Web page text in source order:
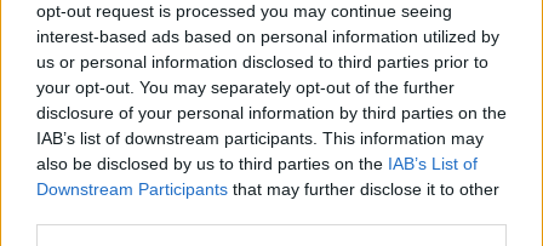
opt-out request is processed you may continue seeing
interest-based ads based on personal information utilized by
us or personal information disclosed to third parties prior to
your opt-out. You may separately opt-out of the further
disclosure of your personal information by third parties on the
IAB’s list of downstream participants. This information may
also be disclosed by us to third parties on the IAB’s List of
Downstream Participants that may further disclose it to other
Φτιαγμένο με την χαρακτηριστική
μεθοδολογία των Soda Jerk,το «Hello
Dankness» αποτελείται εξ΄ολοκλήρου από
δείγματα (samples) οπτικοακουστικών media
ποικίλης προέλευσης. Με εκτεταμένη χρήση
ψηφιακού animation και VFX και
πολυεπίπεδη επεξεργασία του αυθεντικού